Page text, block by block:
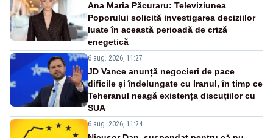
Ana Maria Păcuraru: Televiziunea
Poporului solicită investigarea deciziilor
luate în această perioadă de criză
enegetică
6 aug. 2026, 11:27
JD Vance anunță negocieri de pace
dificile și îndelungate cu Iranul, în timp ce
Teheranul neagă existența discuțiilor cu
SUA
6 aug. 2026, 11:24